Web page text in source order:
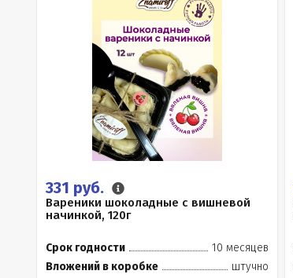
331 руб.
Вареники шоколадные с вишневой
начинкой, 120г
Срок годности
10 месяцев
Вложений в коробке
штучно